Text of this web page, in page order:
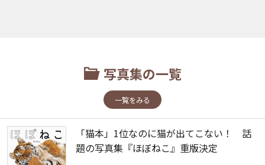
写真集の一覧
一覧をみる
「猫本」1位なのに猫が出てこない！ 話
題の写真集『ほぼねこ』重版決定